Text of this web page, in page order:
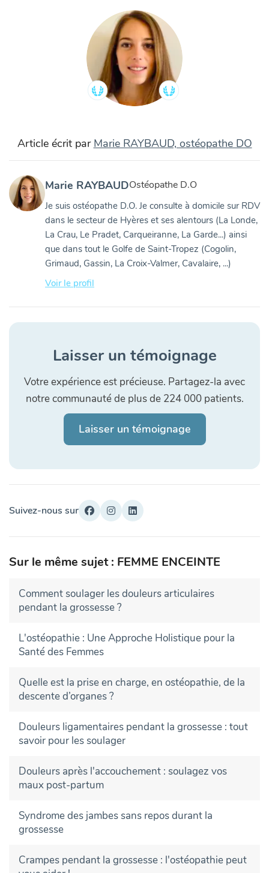
Article écrit par Marie RAYBAUD, ostéopathe DO
Marie RAYBAUDOstéopathe D.O
Je suis ostéopathe D.O. Je consulte à domicile sur RDV
dans le secteur de Hyères et ses alentours (La Londe,
La Crau, Le Pradet, Carqueiranne, La Garde...) ainsi
que dans tout le Golfe de Saint-Tropez (Cogolin,
Grimaud, Gassin, La Croix-Valmer, Cavalaire, ...)
Voir le profil
Laisser un témoignage
Votre expérience est précieuse. Partagez-la avec
notre communauté de plus de 224 000 patients.
Laisser un témoignage
Suivez-nous sur
Sur le même sujet : FEMME ENCEINTE
Comment soulager les douleurs articulaires
pendant la grossesse ?
L'ostéopathie : Une Approche Holistique pour la
Santé des Femmes
Quelle est la prise en charge, en ostéopathie, de la
descente d’organes ?
Douleurs ligamentaires pendant la grossesse : tout
savoir pour les soulager
Douleurs après l'accouchement : soulagez vos
maux post-partum
Syndrome des jambes sans repos durant la
grossesse
Crampes pendant la grossesse : l'ostéopathie peut